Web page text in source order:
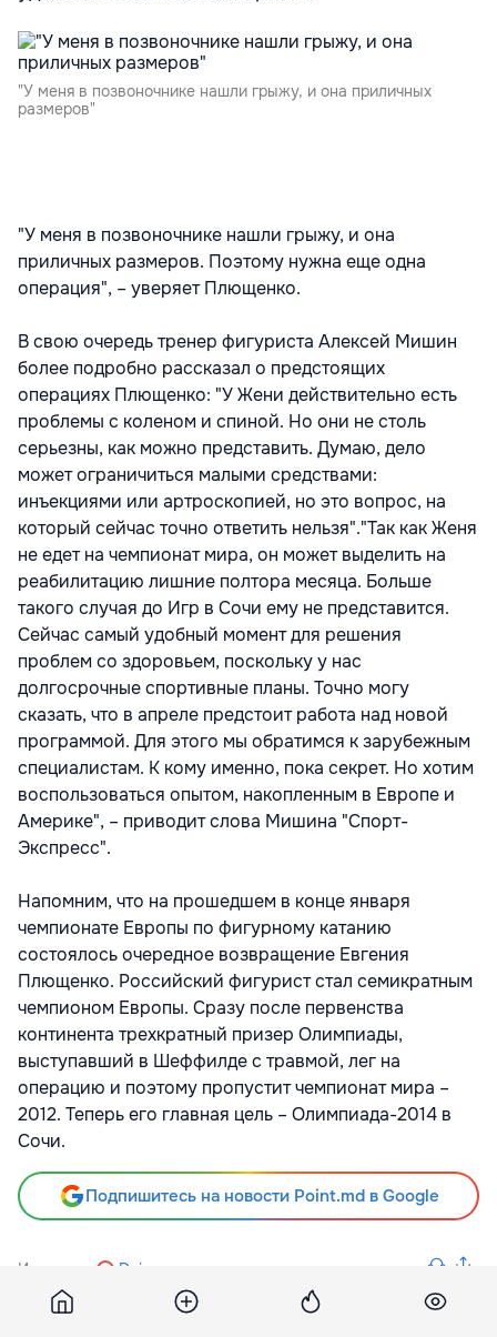
"У меня в позвоночнике нашли грыжу, и она приличных
размеров"
"У меня в позвоночнике нашли грыжу, и она
приличных размеров. Поэтому нужна еще одна
операция", – уверяет Плющенко.
В свою очередь тренер фигуриста Алексей Мишин
более подробно рассказал о предстоящих
операциях Плющенко: "У Жени действительно есть
проблемы с коленом и спиной. Но они не столь
серьезны, как можно представить. Думаю, дело
может ограничиться малыми средствами:
инъекциями или артроскопией, но это вопрос, на
который сейчас точно ответить нельзя"."Так как Женя
не едет на чемпионат мира, он может выделить на
реабилитацию лишние полтора месяца. Больше
такого случая до Игр в Сочи ему не представится.
Сейчас самый удобный момент для решения
проблем со здоровьем, поскольку у нас
долгосрочные спортивные планы. Точно могу
сказать, что в апреле предстоит работа над новой
программой. Для этого мы обратимся к зарубежным
специалистам. К кому именно, пока секрет. Но хотим
воспользоваться опытом, накопленным в Европе и
Америке", – приводит слова Мишина "Спорт-
Экспресс".
Напомним, что на прошедшем в конце января
чемпионате Европы по фигурному катанию
состоялось очередное возвращение Евгения
Плющенко. Российский фигурист стал семикратным
чемпионом Европы. Сразу после первенства
континента трехкратный призер Олимпиады,
выступавший в Шеффилде с травмой, лег на
операцию и поэтому пропустит чемпионат мира –
2012. Теперь его главная цель – Олимпиада-2014 в
Сочи.
Подпишитесь на новости Point.md в Google
Источник Dni